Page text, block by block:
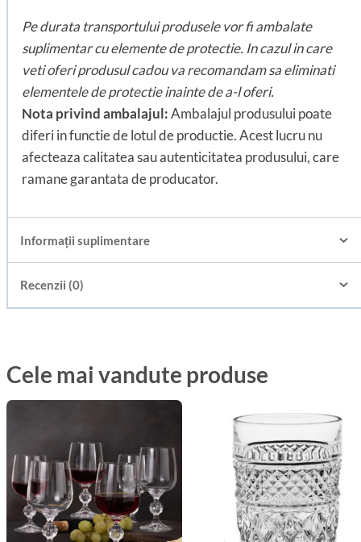
Pe durata transportului produsele vor fi ambalate
suplimentar cu elemente de protectie. In cazul in care
veti oferi produsul cadou va recomandam sa eliminati
elementele de protectie inainte de a-l oferi.
Nota privind ambalajul:Ambalajul produsului poate
diferi in functie de lotul de productie. Acest lucru nu
afecteaza calitatea sau autenticitatea produsului, care
ramane garantata de producator.
Informații suplimentare
Recenzii (0)
Cele mai vandute produse